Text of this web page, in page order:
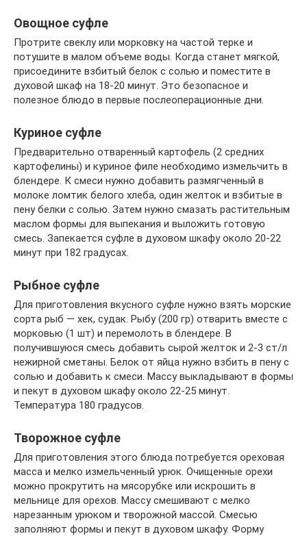
Овощное суфле
Протрите свеклу или морковку на частой терке и
потушите в малом объеме воды. Когда станет мягкой,
присоедините взбитый белок с солью и поместите в
духовой шкаф на 18-20 минут. Это безопасное и
полезное блюдо в первые послеоперационные дни.
Куриное суфле
Предварительно отваренный картофель (2 средних
картофелины) и куриное филе необходимо измельчить в
блендере. К смеси нужно добавить размягченный в
молоке ломтик белого хлеба, один желток и взбитые в
пену белки с солью. Затем нужно смазать растительным
маслом формы для выпекания и выложить готовую
смесь. Запекается суфле в духовом шкафу около 20-22
минут при 182 градусах.
Рыбное суфле
Для приготовления вкусного суфле нужно взять морские
сорта рыб — хек, судак. Рыбу (200 гр) отварить вместе с
морковью (1 шт) и перемолоть в блендере. В
получившуюся смесь добавить сырой желток и 2-3 ст/л
нежирной сметаны. Белок от яйца нужно взбить в пену с
солью и добавить к смеси. Массу выкладывают в формы
и пекут в духовом шкафу около 22-25 минут.
Температура 180 градусов.
Творожное суфле
Для приготовления этого блюда потребуется ореховая
масса и мелко измельченный урюк. Очищенные орехи
можно прокрутить на мясорубке или искрошить в
мельнице для орехов. Массу смешивают с мелко
нарезанным урюком и творожной массой. Смесью
заполняют формы и пекут в духовом шкафу. Форму